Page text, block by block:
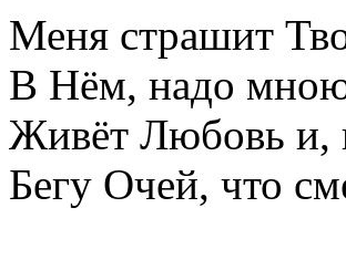
Меня страшит
В Нём, надо
Живёт Любовь и,
Бегу Очей, что